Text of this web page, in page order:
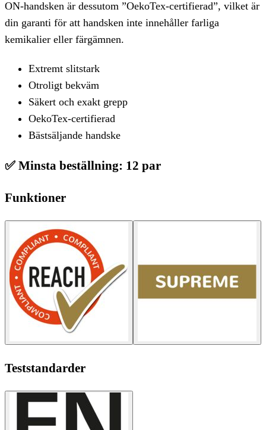
ON-handsken är dessutom ”OekoTex-certifierad”, vilket är
din garanti för att handsken inte innehåller farliga
kemikalier eller färgämnen.
Extremt slitstark
Otroligt bekväm
Säkert och exakt grepp
OekoTex-certifierad
Bästsäljande handske
✅ Minsta beställning: 12 par
Funktioner
Teststandarder